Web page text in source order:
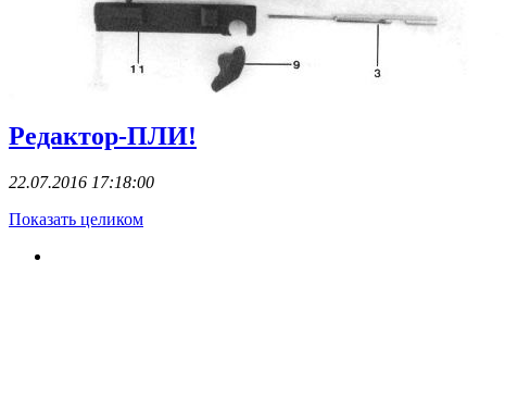
Редактор-ПЛИ!
22.07.2016 17:18:00
Показать целиком